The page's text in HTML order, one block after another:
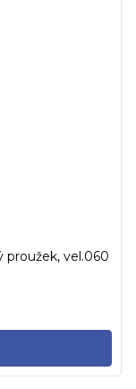
proužek, vel.060